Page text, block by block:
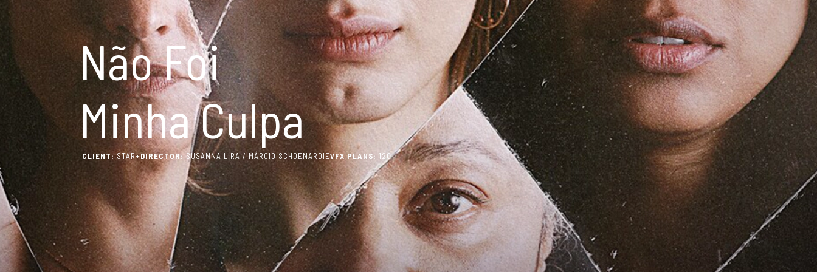
Não Foi
Minha Culpa
CLIENT:STAR+DIRECTOR: SUSANNA LIRA / MÁRCIO SCHOENARDIEVFX PLANS: 120